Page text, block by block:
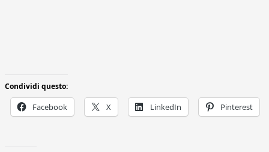
Condividi questo:
Facebook X LinkedIn Pinterest